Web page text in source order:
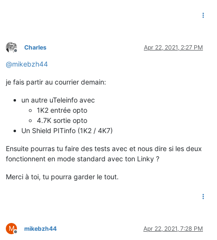
Offline
Charles Apr 22, 2021, 2:27 PM
@mikebzh44
je fais partir au courrier demain:
un autre uTeleinfo avec
1K2 entrée opto
4.7K sortie opto
Un Shield PITinfo (1K2 / 4K7)
Ensuite pourras tu faire des tests avec et nous dire si les deux
fonctionnent en mode standard avec ton Linky ?
Merci à toi, tu pourra garder le tout.
M
Offline
mikebzh44 Apr 22, 2021, 7:28 PM